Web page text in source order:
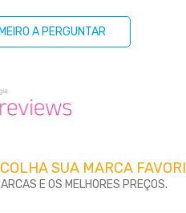
A PERGUNTAR
SUA MARCA
E OS MELHORES PREÇOS.